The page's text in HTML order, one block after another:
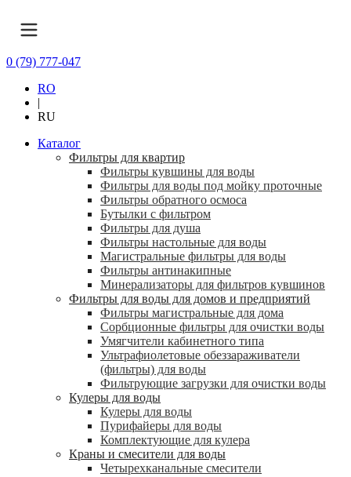
0 (79) 777-047
RO
|
RU
Каталог
Фильтры для квартир
Фильтры кувшины для воды
Фильтры для воды под мойку проточные
Фильтры обратного осмоса
Бутылки с фильтром
Фильтры для душа
Фильтры настольные для воды
Магистральные фильтры для воды
Фильтры антинакипные
Минерализаторы для фильтров кувшинов
Фильтры для воды для домов и предприятий
Фильтры магистральные для дома
Сорбционные фильтры для очистки воды
Умягчители кабинетного типа
Ультрафиолетовые обеззараживатели
(фильтры) для воды
Фильтрующие загрузки для очистки воды
Кулеры для воды
Кулеры для воды
Пурифайеры для воды
Комплектующие для кулера
Краны и смесители для воды
Четырехканальные смесители